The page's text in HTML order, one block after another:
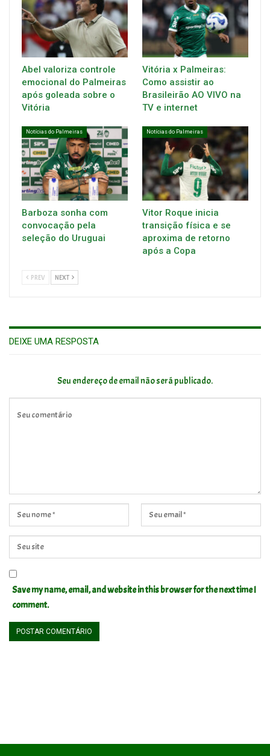
Abel valoriza controle
emocional do Palmeiras
após goleada sobre o
Vitória
Vitória x Palmeiras:
Como assistir ao
Brasileirão AO VIVO na
TV e internet
Notícias do Palmeiras
Barboza sonha com
convocação pela
seleção do Uruguai
Notícias do Palmeiras
Vitor Roque inicia
transição física e se
aproxima de retorno
após a Copa
PREV NEXT
DEIXE UMA RESPOSTA
Seu endereço de email não será publicado.
Save my name, email, and website in this browser for the next time I
comment.